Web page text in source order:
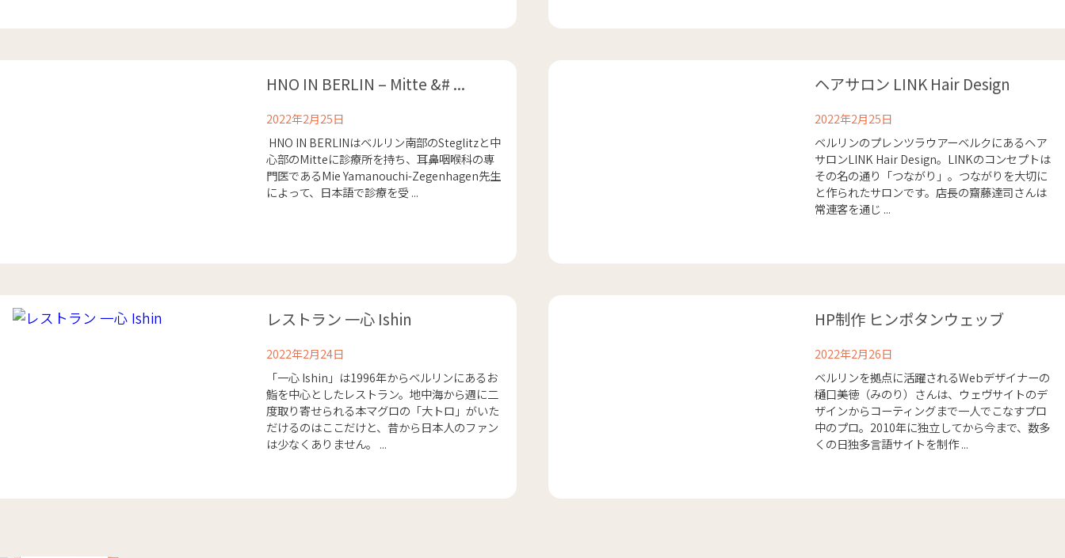
HNO IN BERLIN – Mitte &# ...
2022年2月25日
HNO IN BERLINはベルリン南部のSteglitzと中
心部のMitteに診療所を持ち、耳鼻咽喉科の専
門医であるMie Yamanouchi-Zegenhagen先生
によって、日本語で診療を受 ...
ヘアサロン LINK Hair Design
2022年2月25日
ベルリンのプレンツラウアーベルクにあるヘア
サロンLINK Hair Design。LINKのコンセプトは
その名の通り「つながり」。つながりを大切に
と作られたサロンです。店長の齋藤達司さんは
常連客を通じ ...
レストラン 一心 Ishin
2022年2月24日
「一心 Ishin」は1996年からベルリンにあるお
鮨を中心としたレストラン。地中海から週に二
度取り寄せられる本マグロの「大トロ」がいた
だけるのはここだけと、昔から日本人のファン
は少なくありません。 ...
HP制作 ヒンポタンウェッブ
2022年2月26日
ベルリンを拠点に活躍されるWebデザイナーの
樋口美徳（みのり）さんは、ウェヴサイトのデ
ザインからコーティングまで一人でこなすプロ
中のプロ。2010年に独立してから今まで、数多
くの日独多言語サイトを制作 ...